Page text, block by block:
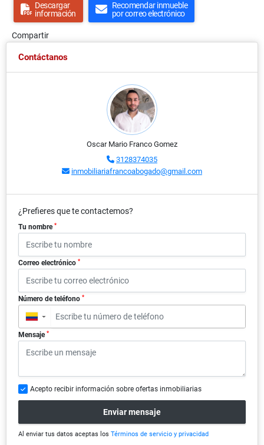
Descargar
información
Recomendar inmueble
por correo electrónico
Compartir
Contáctanos
Oscar Mario Franco Gomez
3128374035
inmobiliariafrancoabogado@gmail.com
¿Prefieres que te contactemos?
Tu nombre *
Correo electrónico *
Número de teléfono *
▼
Mensaje *
Acepto recibir información sobre ofertas inmobiliarias
Enviar mensaje
Al enviar tus datos aceptas los Términos de servicio y privacidad